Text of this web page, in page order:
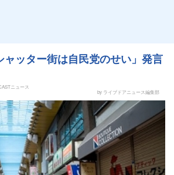
ャッター街は自民党のせい」発言
ニュース
by ライブドアニュース編集部